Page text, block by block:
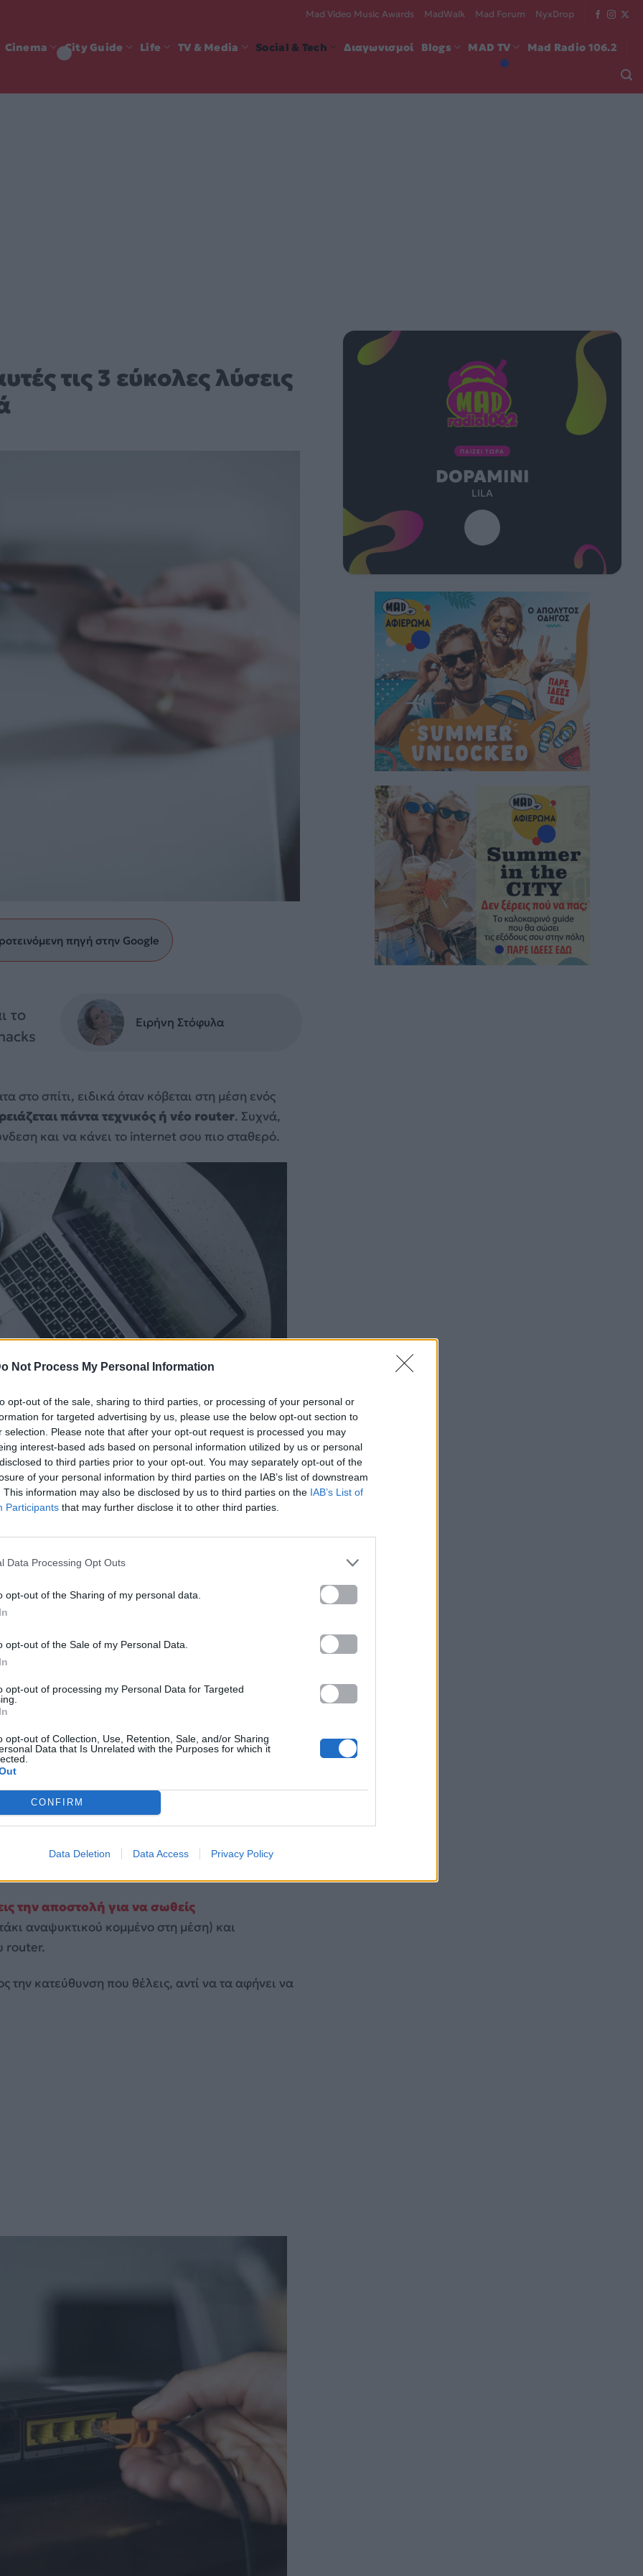
Not Process My Personal Information
opt-out of the sale, sharing to third parties, or processing of your personal or
for targeted advertising by us, please use the below opt-out section to
selection. Please note that after your opt-out request is processed you may
interest-based ads based on personal information utilized by us or personal
to third parties prior to your opt-out. You may separately opt-out of the
of your personal information by third parties on the IAB’s list of downstream
This information may also be disclosed by us to third parties on the IAB’s List of
Participants that may further disclose it to other third parties.
Data Processing Opt Outs
opt-out of the Sharing of my personal data.
opt-out of the Sale of my Personal Data.
opt-out of processing my Personal Data for Targeted
opt-out of Collection, Use, Retention, Sale, and/or Sharing
Data that Is Unrelated with the Purposes for which it
CONFIRM
Data Deletion Data Access Privacy Policy
Mad Video Music Awards MadWalk Mad Forum NyxDrop
Cinema City Guide Life TV & Media Social & Tech Διαγωνισμοί Blogs MAD TV Mad Radio 106.2
τις 3 εύκολες λύσεις
πηγή στην Google
το
Ειρήνη Στόφυλα
στο σπίτι, ειδικά όταν κόβεται στη μέση ενός
πάντα τεχνικός ή νέο router. Συχνά,
και να κάνει το internet σου πιο σταθερό.
(The DIY Antenna)
προς τον τοίχο αντί για το δωμάτιό σου,
την αποστολή για να σωθείς
αναψυκτικού κομμένο στη μέση) και
router.
την κατεύθυνση που θέλεις, αντί να τα αφήνει να
ΠΑΙΖΕΙ ΤΩΡΑ
DOPAMINI
LILA